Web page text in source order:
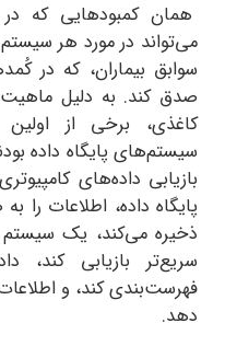
کمبودهایی که در یک
در مورد هر سیستم
بیماران، که در کُمد‌های
به دلیل ماهیت دست و
برخی از اولین
پایگاه داده بودند که
داده‌های کامپیوتری
داده، اطلاعات را به صورت
می‌کند، یک سیستم پایگاه
بازیابی کند،
کند، و اطلاعات به‌روز